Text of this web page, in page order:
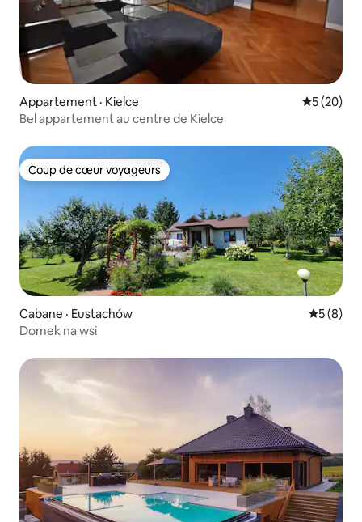
Appartement · Kielce Note
5 (20)
Bel appartement au centre de Kielce
Coup de cœur voyageurs
Coup de cœur voyageurs
Cabane · Eustachów Note
5 (8)
Domek na wsi